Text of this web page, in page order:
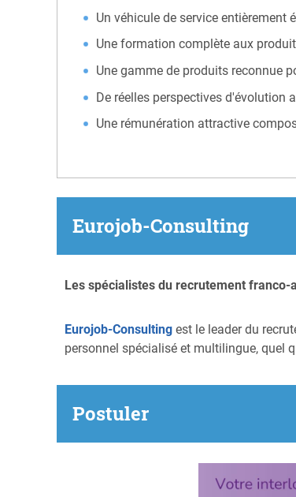
Un véhicule de service
Une formation complète aux
Une gamme de produits reconnue
De réelles perspectives d'évolution
Une rémunération attractive
Eurojob-Consulting
Les spécialistes du recrutement franco-
Eurojob-Consulting est le leader du
personnel spécialisé et multilingue, quel
Postuler